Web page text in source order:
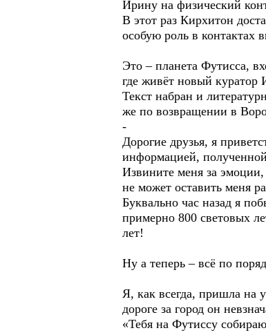
Ирину на физический
В этот раз Кирхитон
особую роль в контактах
Это – планета Футисса,
где живёт новый куратор
Текст набран и
же по возвращении в
-
Дорогие друзья, я
информацией,
Извините меня за
не может оставить меня
Буквально час назад я
примерно 800 световых
лет!
Ну а теперь – всё по
Я, как всегда, пришла на
дороге за город он
«Тебя на Футиссу